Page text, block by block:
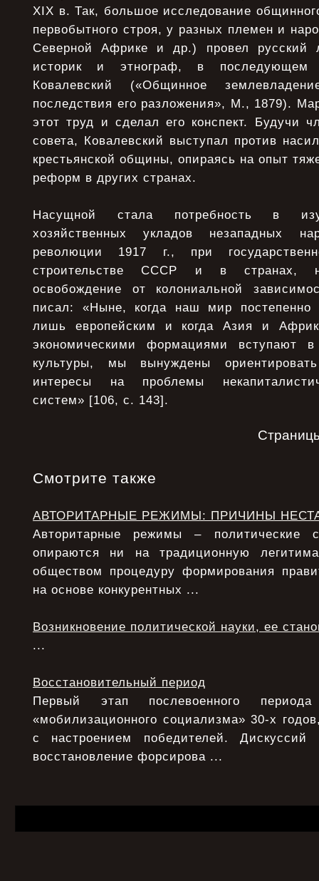
XIX в. Так, большое исследование
первобытного строя, у разных племен и
Северной Африке и др.) провел русский
историк и этнограф, в
Ковалевский («Общинное
последствия его разложения», М., 1879).
этот труд и сделал его конспект. Будучи
совета, Ковалевский выступал против
крестьянской общины, опираясь на опыт
реформ в других странах.
Насущной стала потребность в
хозяйственных укладов незападных
революции 1917 г., при
строительстве СССР и в странах,
освобождение от колониальной
писал: «Ныне, когда наш мир постепенно
лишь европейским и когда Азия и
экономическими формациями вступают
культуры, мы вынуждены
интересы на проблемы
систем» [106, с. 143].
Смотрите также
АВТОРИТАРНЫЕ РЕЖИМЫ: ПРИЧИНЫ
Авторитарные режимы – политические
опираются ни на традиционную
обществом процедуру формирования
на основе конкурентных ...
Возникновение политической науки, ее
...
Восстановительный период
Первый этап послевоенного
«мобилизационного социализма» 30-х
с настроением победителей.
восстановление форсирова ...